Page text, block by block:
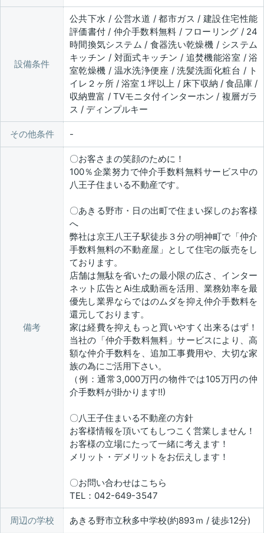
設備条件
公共下水 / 公営水道 / 都市ガス / 建設住宅性能
評価書付 / 仲介手数料無料 / フローリング / 24
時間換気システム / 食器洗い乾燥機 / システム
キッチン / 対面式キッチン / 追焚機能浴室 / 浴
室乾燥機 / 温水洗浄便座 / 洗髪洗面化粧台 / ト
イレ２ヶ所 / 浴室１坪以上 / 床下収納 / 食品庫 /
収納豊富 / TVモニタ付インターホン / 複層ガラ
ス / ディンプルキー
その他条件
備考
〇お客さまの笑顔のために！
100％企業努力で仲介手数料無料サービス中の
八王子住まいる不動産です。
〇あきる野市・日の出町で住まい探しのお客様
へ
弊社は京王八王子駅徒歩３分の明神町で「仲介
手数料無料の不動産屋」として住宅の販売をし
ております。
店舗は無駄を省いたの最小限の広さ、インター
ネット広告とAi生成動画を活用、業務効率を最
優先し業界ならではのムダを抑え仲介手数料を
還元しております。
家は経費を抑えもっと買いやすく出来るはず！
当社の「仲介手数料無料」サービスにより、高
額な仲介手数料を、追加工事費用や、大切な家
族の為にご活用下さい。
（例：通常3,000万円の物件では105万円の仲
介手数料が掛かります!!)
〇八王子住まいる不動産の方針
お客様情報を頂いてもしつこく営業しません！
お客様の立場にたって一緒に考えます！
メリット・デメリットをお伝えします！
〇お問い合わせはこちら
TEL：042-649-3547
周辺の学校 あきる野市立秋多中学校(約893ｍ / 徒歩12分)